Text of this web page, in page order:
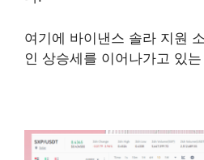
여기에 바이낸스 솔라 지원
인 상승세를 이어나가고 있